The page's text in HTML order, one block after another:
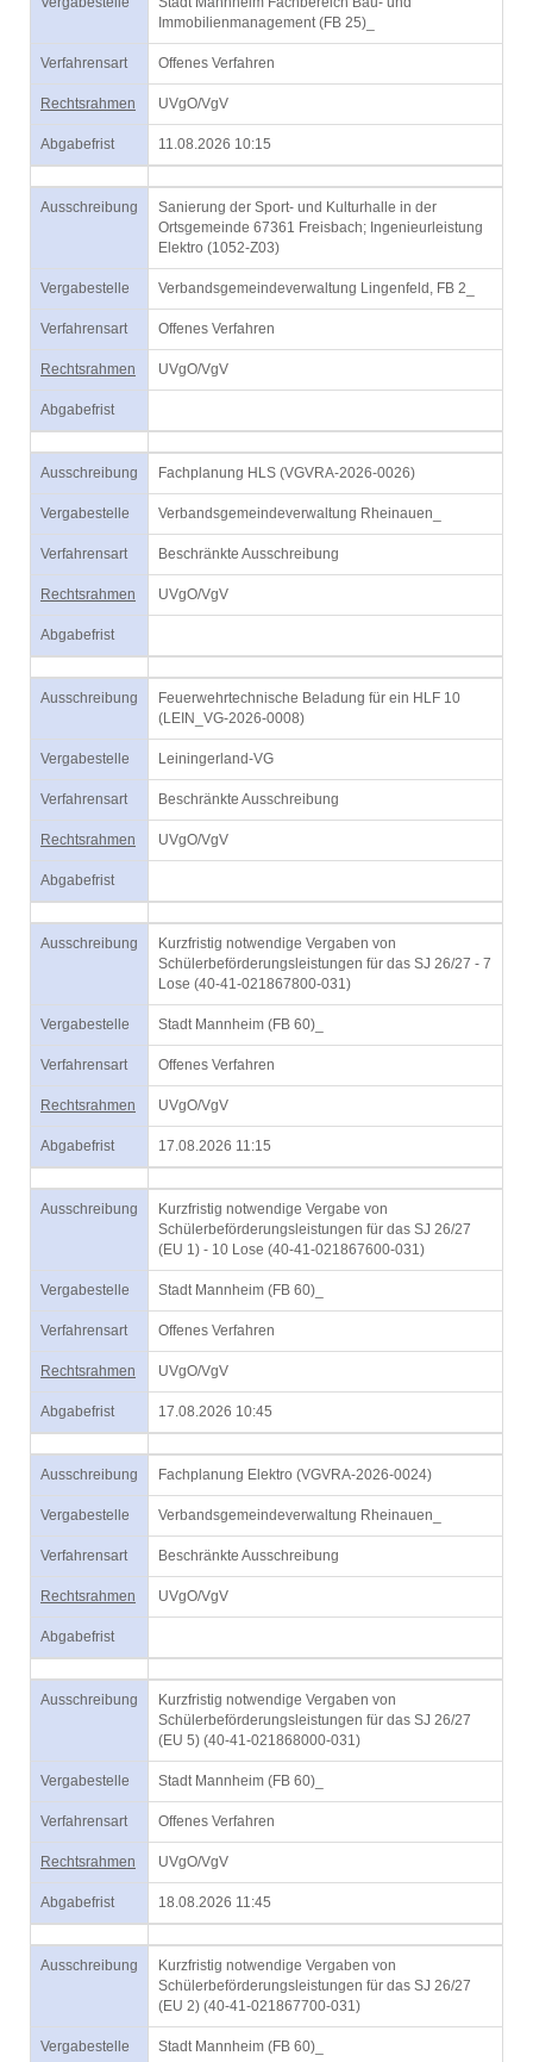
Immobilienmanagement (FB 25)_
Verfahrensart Offenes Verfahren
Rechtsrahmen UVgO/VgV
Abgabefrist 11.08.2026 10:15
Ausschreibung
Sanierung der Sport- und Kulturhalle in der
Ortsgemeinde 67361 Freisbach; Ingenieurleistung
Elektro (1052-Z03)
Vergabestelle Verbandsgemeindeverwaltung Lingenfeld, FB 2_
Verfahrensart Offenes Verfahren
Rechtsrahmen UVgO/VgV
Abgabefrist
Ausschreibung Fachplanung HLS (VGVRA-2026-0026)
Vergabestelle Verbandsgemeindeverwaltung Rheinauen_
Verfahrensart Beschränkte Ausschreibung
Rechtsrahmen UVgO/VgV
Abgabefrist
Ausschreibung
Feuerwehrtechnische Beladung für ein HLF 10
(LEIN_VG-2026-0008)
Vergabestelle Leiningerland-VG
Verfahrensart Beschränkte Ausschreibung
Rechtsrahmen UVgO/VgV
Abgabefrist
Ausschreibung
Kurzfristig notwendige Vergaben von
Schülerbeförderungsleistungen für das SJ 26/27 - 7
Lose (40-41-021867800-031)
Vergabestelle Stadt Mannheim (FB 60)_
Verfahrensart Offenes Verfahren
Rechtsrahmen UVgO/VgV
Abgabefrist 17.08.2026 11:15
Ausschreibung
Kurzfristig notwendige Vergabe von
Schülerbeförderungsleistungen für das SJ 26/27
(EU 1) - 10 Lose (40-41-021867600-031)
Vergabestelle Stadt Mannheim (FB 60)_
Verfahrensart Offenes Verfahren
Rechtsrahmen UVgO/VgV
Abgabefrist 17.08.2026 10:45
Ausschreibung Fachplanung Elektro (VGVRA-2026-0024)
Vergabestelle Verbandsgemeindeverwaltung Rheinauen_
Verfahrensart Beschränkte Ausschreibung
Rechtsrahmen UVgO/VgV
Abgabefrist
Ausschreibung
Kurzfristig notwendige Vergaben von
Schülerbeförderungsleistungen für das SJ 26/27
(EU 5) (40-41-021868000-031)
Vergabestelle Stadt Mannheim (FB 60)_
Verfahrensart Offenes Verfahren
Rechtsrahmen UVgO/VgV
Abgabefrist 18.08.2026 11:45
Ausschreibung
Kurzfristig notwendige Vergaben von
Schülerbeförderungsleistungen für das SJ 26/27
(EU 2) (40-41-021867700-031)
Vergabestelle Stadt Mannheim (FB 60)_